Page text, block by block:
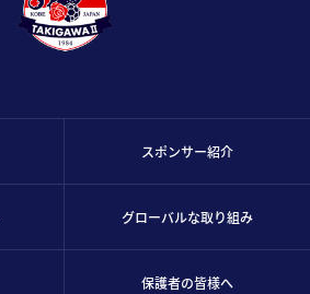
スポンサー紹介
グローバルな取り組み
保護者の皆様へ